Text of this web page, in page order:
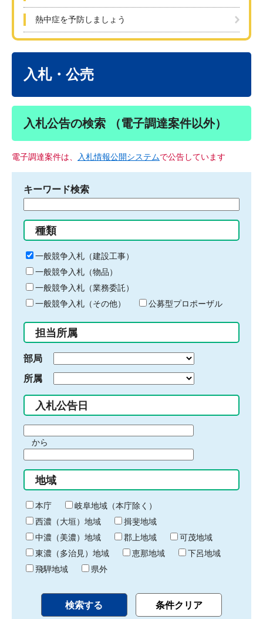
熱中症を予防しましょう
入札・公売
入札公告の検索 （電子調達案件以外）
電子調達案件は、 入札情報公開システムで公告しています
キーワード検索
る
キ
ー
ワ
ー
ド
入
力
種類
一般競争入札（建設工事）
一般競争入札（物品）
一般競争入札（業務委託）
一般競争入札（その他）
公募型プロポーザル
担当所属
部局
所属
入札公告日
間
始
り
から
間
終
わ
り
地域
本庁
岐阜地域（本庁除く）
西濃（大垣）地域
揖斐地域
中濃（美濃）地域
郡上地域
可茂地域
東濃（多治見）地域
恵那地域
下呂地域
飛騨地域
県外